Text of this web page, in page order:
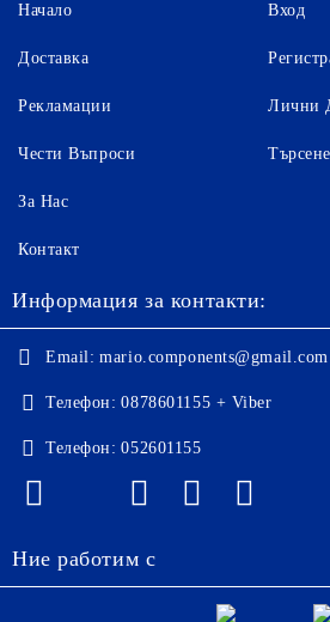
Начало
Доставка
Рекламации
Чести Въпроси
Вход
Лични
Търсене
За Нас
Контакт
Информация за контакти:
Email: mario.components@gmail.com
Телефон: 0878601155 + Viber
Телефон: 052601155
Ние работим с